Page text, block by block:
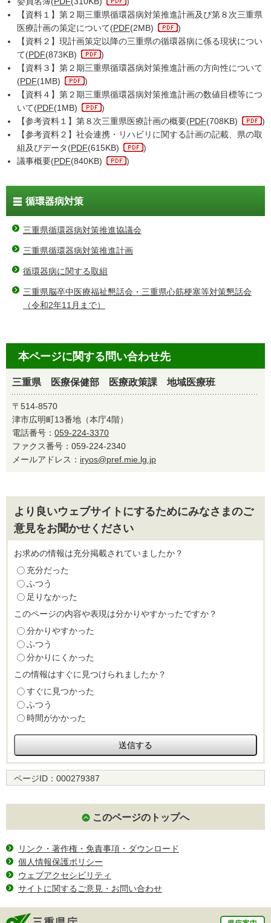
【資料１】第２期三重県循環器病対策推進計画及び第８次三重県
医療計画の策定について(PDF(2MB)
)
【資料２】現計画策定以降の三重県の循環器病に係る現状につい
て(PDF(873KB)
)
【資料３】第２期三重県循環器病対策推進計画の方向性について
(PDF(1MB)
)
【資料４】第２期三重県循環器病対策推進計画の数値目標等につ
いて(PDF(1MB)
)
【参考資料１】第８次三重県医療計画の概要(PDF(708KB)
)
【参考資料２】社会連携・リハビリに関する計画の記載、県の取
組及びデータ(PDF(615KB)
)
議事概要(PDF(840KB) )
循環器病対策
三重県循環器病対策推進協議会
三重県循環器病対策推進計画
循環器病に関する取組
三重県脳卒中医療福祉懇話会・三重県心筋梗塞等対策懇話会
（令和2年11月まで）
本ページに関する問い合わせ先
三重県 医療保健部 医療政策課 地域医療班
〒514-8570
津市広明町13番地（本庁4階）
電話番号： 059-224-3370
ファクス番号：059-224-2340
メールアドレス： iryos@pref.mie.lg.jp
より良いウェブサイトにするためにみなさまのご
意見をお聞かせください
お求めの情報は充分掲載されていましたか？
充分だった
ふつう
足りなかった
このページの内容や表現は分かりやすかったですか？
分かりやすかった
ふつう
分かりにくかった
この情報はすぐに見つけられましたか？
すぐに見つかった
ふつう
時間がかかった
ページID： 000279387
このページのトップへ
リンク・著作権・免責事項・ダウンロード
個人情報保護ポリシー
ウェブアクセシビリティ
サイトに関するご意見・お問い合わせ